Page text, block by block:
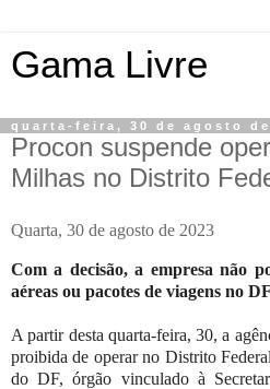
Gama Livre
quarta-feira, 30 de agosto de
Procon suspende
Milhas no Distrito
Quarta, 30 de agosto de 2023
Com a decisão, a empresa não
aéreas ou pacotes de viagens no DF
A partir desta quarta-feira, 30, a
proibida de operar no Distrito
do DF, órgão vinculado à